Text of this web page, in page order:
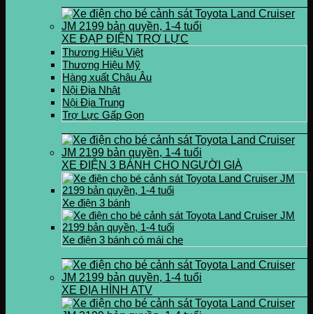
XE ĐẠP ĐIỆN TRỢ LỰC
Thương Hiệu Việt
Thương Hiệu Mỹ
Hàng xuất Châu Âu
Nội Địa Nhật
Nội Địa Trung
Trợ Lực Gấp Gọn
XE ĐIỆN 3 BÁNH CHO NGƯỜI GIÀ
Xe điện 3 bánh
Xe điện 3 bánh có mái che
XE ĐỊA HÌNH ATV